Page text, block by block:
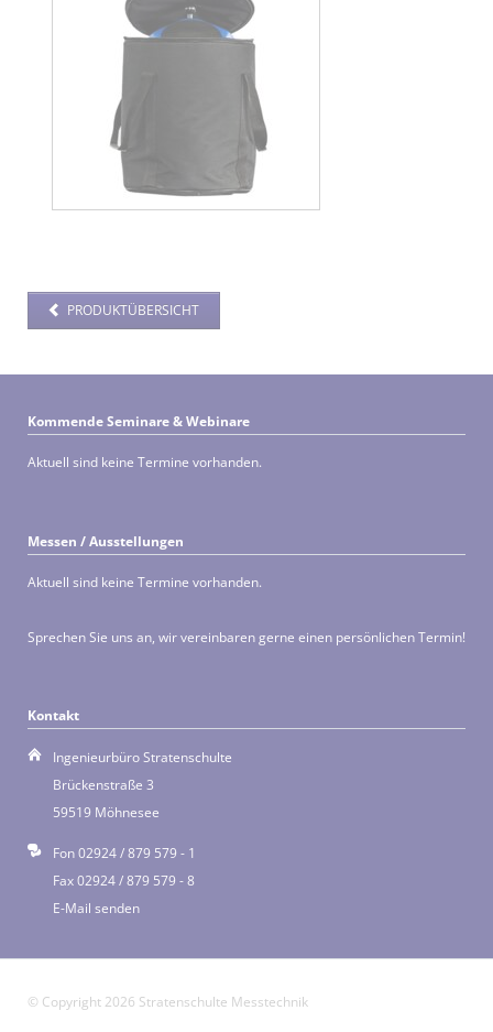
PRODUKTÜBERSICHT
Kommende Seminare & Webinare
Aktuell sind keine Termine vorhanden.
Messen / Ausstellungen
Aktuell sind keine Termine vorhanden.
Sprechen Sie uns an, wir vereinbaren gerne einen persönlichen Termin!
Kontakt
Ingenieurbüro Stratenschulte
Brückenstraße 3
59519 Möhnesee
Fon02924 / 879 579 - 1
Fax 02924 / 879 579 - 8
E-Mail senden
© Copyright 2026 Stratenschulte Messtechnik